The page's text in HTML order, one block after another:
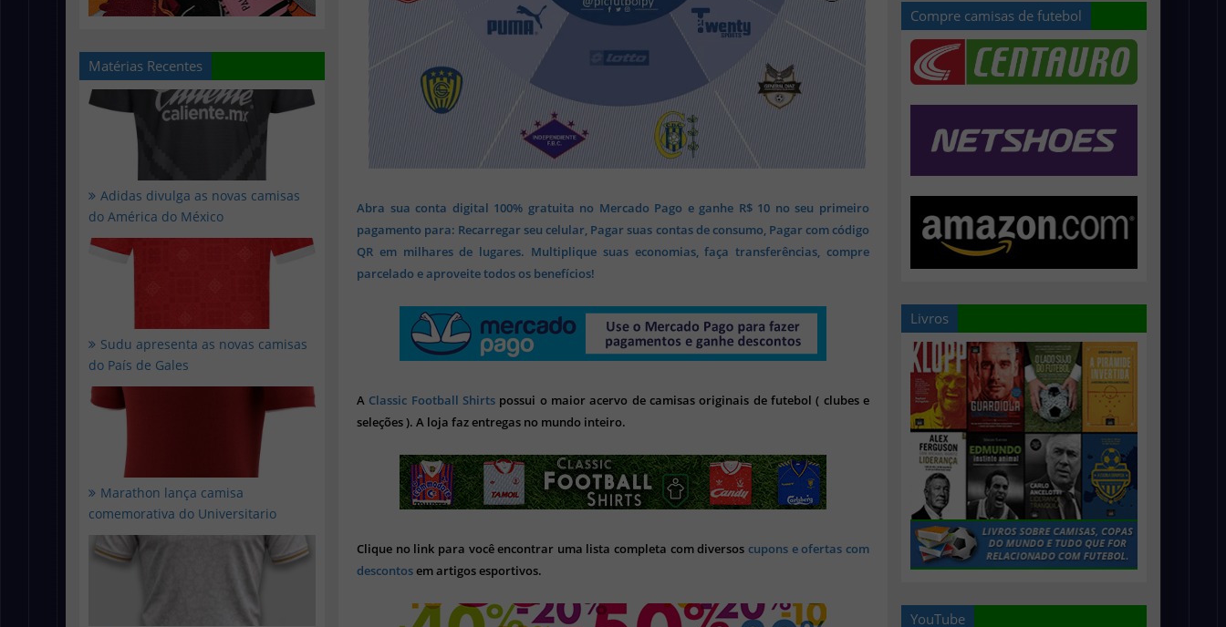
Matérias Recentes
Adidas divulga as novas camisas
do América do México
Sudu apresenta as novas camisas
do País de Gales
Marathon lança camisa
comemorativa do Universitario
Abra sua conta digital 100% gratuita no Mercado Pago e ganhe R$ 10 no seu primeiro
pagamento para: Recarregar seu celular, Pagar suas contas de consumo, Pagar com código
QR em milhares de lugares. Multiplique suas economias, faça transferências, compre
parcelado e aproveite todos os benefícios!
A Classic Football Shirts possui o maior acervo de camisas originais de futebol ( clubes e
seleções ). A loja faz entregas no mundo inteiro.
Clique no link para você encontrar uma lista completa com diversoscupons e ofertas com
descontosem artigos esportivos.
Compre camisas de futebol
Livros
YouTube